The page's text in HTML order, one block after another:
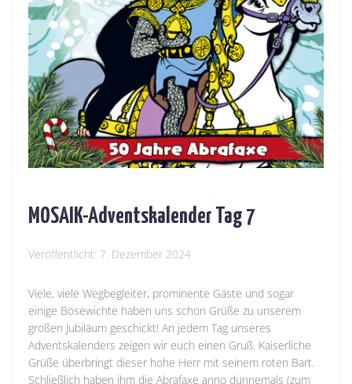
MOSAIK-Adventskalender Tag 7
Veröffentlicht: 7. Dezember 2024
Viele, viele Wegbegleiter, prominente Gäste und sogar
einige Bösewichte haben uns schon Grüße zu unserem
großen Jubiläum geschickt! An jedem Tag unseres
Adventskalenders zeigen wir euch einen Gruß. Kaiserliche
Grüße überbringt dieser hohe Herr mit seinem roten Bart.
Schließlich haben ihm die Abrafaxe anno dunnemals (zum